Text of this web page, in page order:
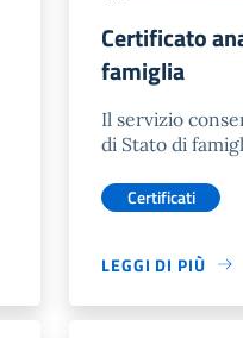
Certificato
famiglia
Il servizio
di Stato di
Certificati
LEGGI DI PIÙ